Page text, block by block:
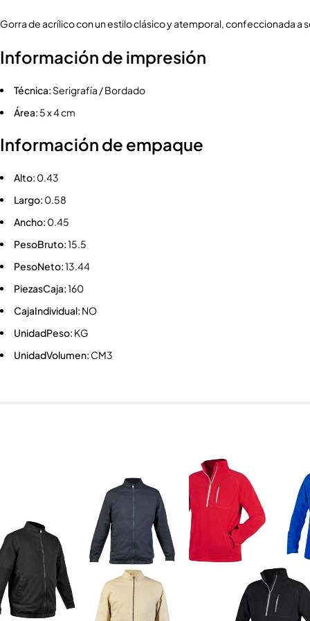
Gorra de acrílico con un estilo clásico y atemporal, confeccionada
Información de impresión
Técnica: Serigrafía / Bordado
Área: 5 x 4 cm
Información de empaque
Alto: 0.43
Largo: 0.58
Ancho: 0.45
PesoBruto:15.5
PesoNeto:13.44
PiezasCaja:160
CajaIndividual: NO
UnidadPeso: KG
UnidadVolumen: CM3